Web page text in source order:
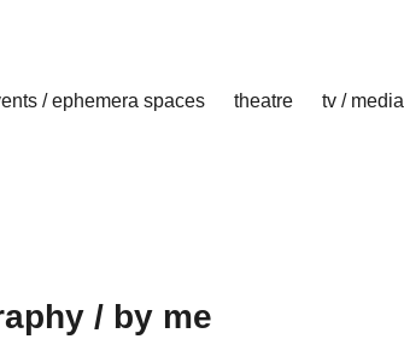
/ ephemera spaces theatre tv / media
/ by me